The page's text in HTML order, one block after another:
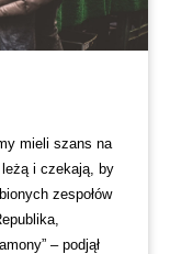
mieli szans na
leżą i czekają, by
zespołów
– podjął